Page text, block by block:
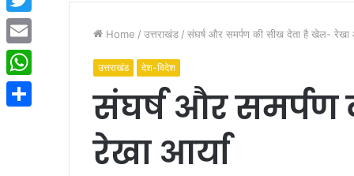
Home / उत्तराखंड / संघर्ष और समर्पण की सीख देता है खेल- रेखा
उत्तराखंड देश-विदेश
संघर्ष और
रेखा आर्या
Twitter
Email
WhatsApp